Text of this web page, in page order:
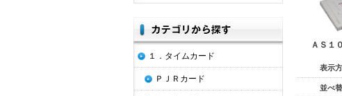
ＡＳ１
表示
並べ
１．タイムカード
ＰＪＲカード